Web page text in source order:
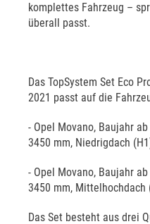
komplettes Fahrzeug –
überall passt.
Das TopSystem Set Eco
2021 passt auf die
- Opel Movano, Baujahr
3450 mm, Niedrigdach
- Opel Movano, Baujahr
3450 mm, Mittelhochdach
Das Set besteht aus drei